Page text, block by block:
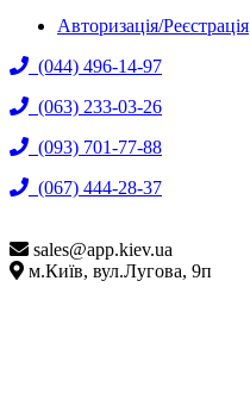
Авторизація/Реєстрація
(044) 496-14-97
(063) 233-03-26
(093) 701-77-88
(067) 444-28-37
sales@app.kiev.ua
м.Київ, вул.Лугова, 9п